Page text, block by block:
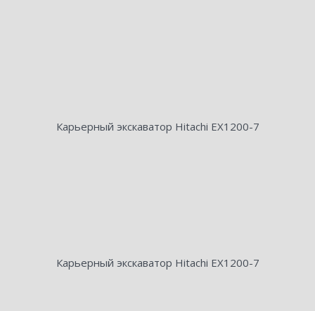
Карьерный экскаватор Hitachi EX1200-7
Карьерный экскаватор Hitachi EX1200-7